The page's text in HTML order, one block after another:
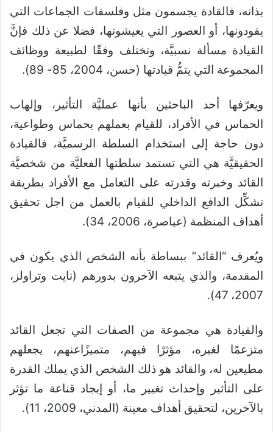
بذاته، فالقادة يجسمون مثل وفلسفات الجماعات التي
يقودونها، أو العصور التي يعيشونها، فضلا عن ذلك فإنَّ
القيادة مسألة نسبيَّة، وتختلف وفقًا لطبيعة ووظائف
المجموعة التي يتمُّ قيادتها (حسن، 2004، 85- 89).
ويعرّفها أحد الباحثين بأنها عمليَّة التأثير، وإلهاب
الحماس في الأفراد، للقيام بعملهم بحماس وطواعية،
دون حاجة إلى استخدام السلطة الرسميَّة، فالقيادة
الحقيقيَّة هي التي تستمد سلطتها الفعليَّة من شخصيَّة
القائد وخبرته وقدرته على التعامل مع الأفراد بطريقة
تشكِّل الدافع الداخلي للقيام بالعمل من اجل تحقيق
أهداف المنظمة (عياصرة، 2006، 34).
ويُعرف “القائد” ببساطة بأنه الشخص الذي يكون في
المقدمة، والذي يتبعه الآخرون بدورهم (نايت وتراولز،
2007، 47).
والقيادة هي مجموعة من الصفات التي تجعل القائد
متزعمًا لغيره، مؤثرًا فيهم، متميزًاعنهم، يجعلهم
مطيعين له، والقائد هو ذلك الشخص الذي يملك القدرة
على التأثير وإحداث تغيير ما، أو إيجاد قناعة ما تؤثر
بالآخرين، لتحقيق أهداف معينة (المدني، 2009، 11).